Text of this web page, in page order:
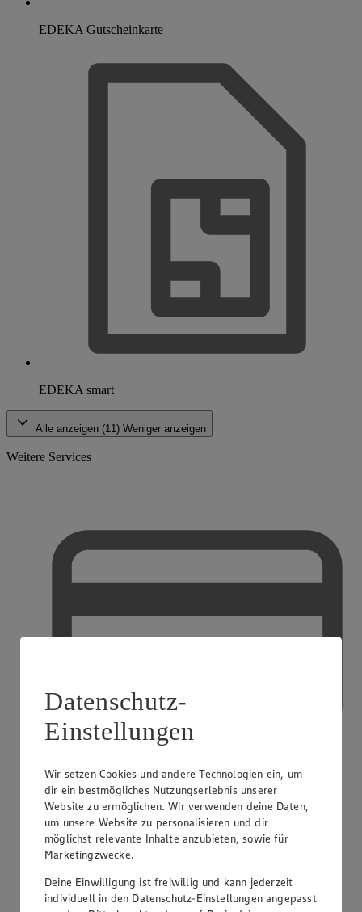
EDEKA Gutscheinkarte
EDEKA smart
Alle anzeigen (11) Weniger anzeigen
Weitere Services
Kreditkarte akzeptiert
Datenschutz-
Einstellungen
Wir setzen Cookies und andere Technologien ein, um
dir ein bestmögliches Nutzungserlebnis unserer
Website zu ermöglichen. Wir verwenden deine Daten,
um unsere Website zu personalisieren und dir
möglichst relevante Inhalte anzubieten, sowie für
Marketingzwecke.
Deine Einwilligung ist freiwillig und kann jederzeit
individuell in den Datenschutz-Einstellungen angepasst